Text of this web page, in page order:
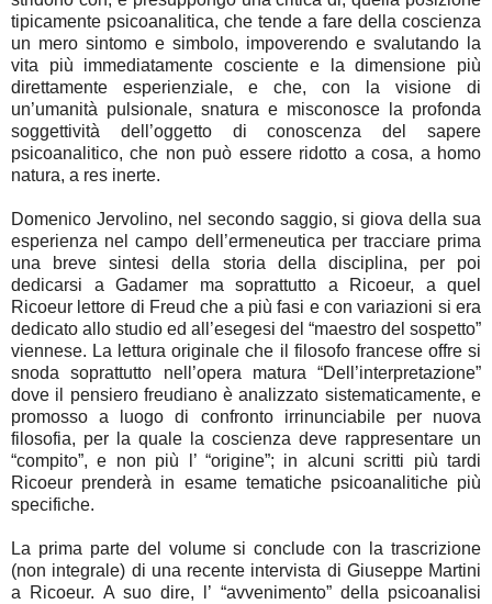
tipicamente psicoanalitica, che tende a fare della coscienza
un mero sintomo e simbolo, impoverendo e svalutando la
vita più immediatamente cosciente e la dimensione più
direttamente esperienziale, e che, con la visione di
un’umanità pulsionale, snatura e misconosce la profonda
soggettività dell’oggetto di conoscenza del sapere
psicoanalitico, che non può essere ridotto a cosa, a homo
natura, a res inerte.
Domenico Jervolino, nel secondo saggio, si giova della sua
esperienza nel campo dell’ermeneutica per tracciare prima
una breve sintesi della storia della disciplina, per poi
dedicarsi a Gadamer ma soprattutto a Ricoeur, a quel
Ricoeur lettore di Freud che a più fasi e con variazioni si era
dedicato allo studio ed all’esegesi del “maestro del sospetto”
viennese. La lettura originale che il filosofo francese offre si
snoda soprattutto nell’opera matura “Dell’interpretazione”
dove il pensiero freudiano è analizzato sistematicamente, e
promosso a luogo di confronto irrinunciabile per nuova
filosofia, per la quale la coscienza deve rappresentare un
“compito”, e non più l’ “origine”; in alcuni scritti più tardi
Ricoeur prenderà in esame tematiche psicoanalitiche più
specifiche.
La prima parte del volume si conclude con la trascrizione
(non integrale) di una recente intervista di Giuseppe Martini
a Ricoeur. A suo dire, l’ “avvenimento” della psicoanalisi